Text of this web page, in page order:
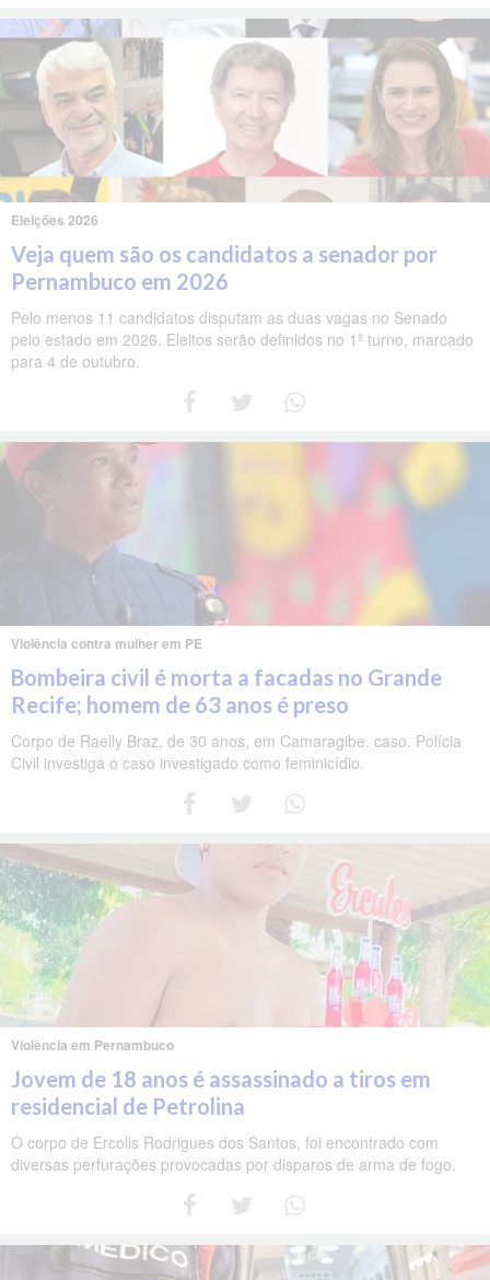
Eleições 2026
Veja quem são os candidatos a senador por
Pernambuco em 2026
Pelo menos 11 candidatos disputam as duas vagas no Senado
pelo estado em 2026. Eleitos serão definidos no 1º turno, marcado
para 4 de outubro.
Violência contra mulher em PE
Bombeira civil é morta a facadas no Grande
Recife; homem de 63 anos é preso
Corpo de Raelly Braz, de 30 anos, em Camaragibe. caso. Polícia
Civil investiga o caso investigado como feminicídio.
Violência em Pernambuco
Jovem de 18 anos é assassinado a tiros em
residencial de Petrolina
O corpo de Ercolis Rodrigues dos Santos, foi encontrado com
diversas perfurações provocadas por disparos de arma de fogo.